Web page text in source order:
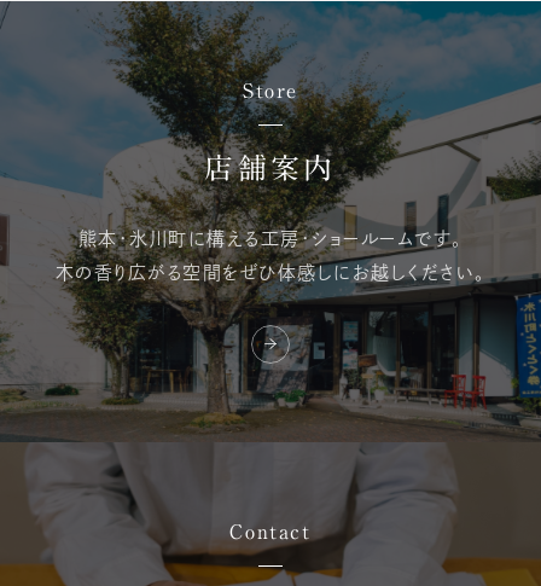
Store
店舗案内
熊本・氷川町に構える工房・ショールームです。
木の香り広がる空間をぜひ体感しにお越しください。
Contact